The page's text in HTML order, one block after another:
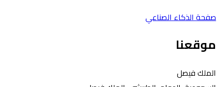
صفحة الذكاء الصناعي
موقعنا
الملك فيصل